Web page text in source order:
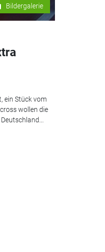
Bildergalerie
ein Stück vom
wollen die